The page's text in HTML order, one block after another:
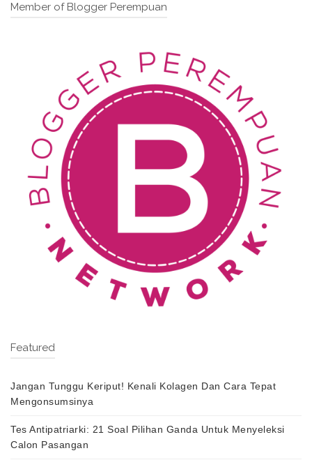
Member of Blogger Perempuan
Featured
Jangan Tunggu Keriput! Kenali Kolagen Dan Cara Tepat
Mengonsumsinya
Tes Antipatriarki: 21 Soal Pilihan Ganda Untuk Menyeleksi
Calon Pasangan